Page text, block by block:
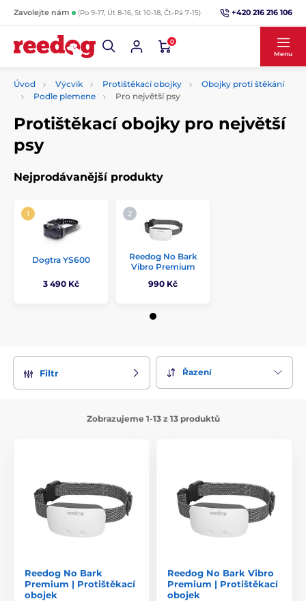
Zavolejte nám (Po 9-17, Út 8-16, St 10-18, Čt-Pá 7-15) +420 216 216 106
0
Menu
Úvod Výcvik Protištěkací obojky
Obojky proti štěkání
Podle plemene
Pro největší psy
Protištěkací obojky pro největší
psy
Nejprodávanější produkty
Dogtra YS600
3 490 Kč
Reedog No Bark
Vibro Premium
990 Kč
Filtr Řazení
Zobrazujeme 1-13 z 13 produktů
Reedog No Bark
Premium | Protištěkací
obojek
Reedog No Bark Vibro
Premium | Protištěkací
obojek